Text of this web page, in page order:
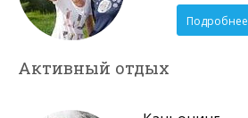
Подробнее
Активный отдых